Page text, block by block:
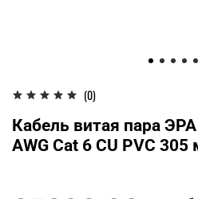
(0)
Кабель витая пара
AWG Cat 6 CU PVC 305